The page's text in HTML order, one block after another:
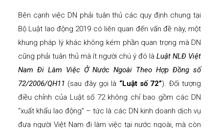
Bên cạnh việc DN phải tuân thủ các quy định chung tại
Bộ Luật lao động 2019 có liên quan đến vấn đề này, một
khung pháp lý khác không kém phần quan trọng mà DN
cũng phải tuân thủ mà ít người chú ý đó làLuật NLĐ Việt
Nam Đi Làm Việc Ở Nước Ngoài Theo Hợp Đồng số
72/2006/QH11 (sau đây gọi là “Luật số 72”). Đối tượng
điều chỉnh của Luật số 72 không chỉ bao gồm các DN
“xuất khẩu lao động” – tức là các DN kinh doanh dịch vụ
đưa người Việt Nam đi làm việc tại nước ngoài, mà còn